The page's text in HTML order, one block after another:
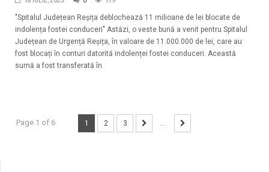
"Spitalul Județean Reșița deblochează 11 milioane de lei blocate de
indolența fostei conduceri" Astăzi, o veste bună a venit pentru Spitalul
Județean de Urgență Reșița, în valoare de 11.000.000 de lei, care au
fost blocați în conturi datorită indolenței fostei conduceri. Această
sumă a fost transferată în
Page 1 of 6 1 2 3 ...